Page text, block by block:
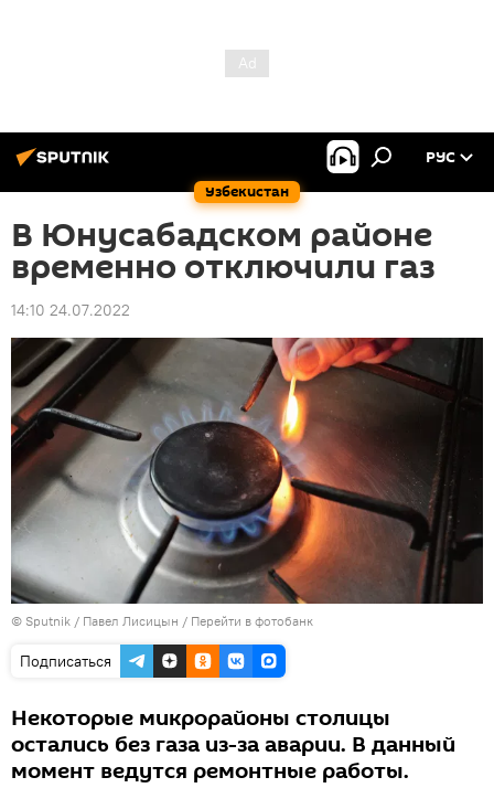
Узбекистан
РУС
В Юнусабадском районе
временно отключили газ
14:10 24.07.2022
© Sputnik / Павел Лисицын / Перейти в фотобанк
Подписаться
Некоторые микрорайоны столицы
остались без газа из-за аварии. В данный
момент ведутся ремонтные работы.